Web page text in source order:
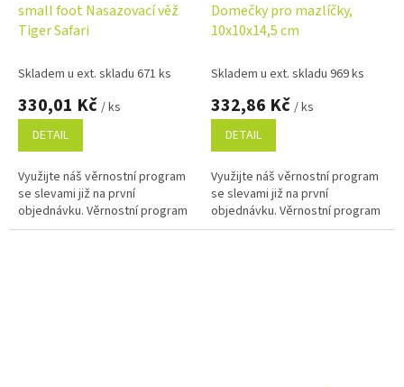
small foot Nasazovací věž
Tiger Safari
Skladem u ext. skladu 671 ks
330,01 Kč / ks
DETAIL
Využijte náš věrnostní program
se slevami již na první
objednávku. Věrnostní program
Domečky pro mazlíčky,
10x10x14,5 cm
Skladem u ext. skladu 969 ks
332,86 Kč / ks
DETAIL
Využijte náš věrnostní program
se slevami již na první
objednávku. Věrnostní program